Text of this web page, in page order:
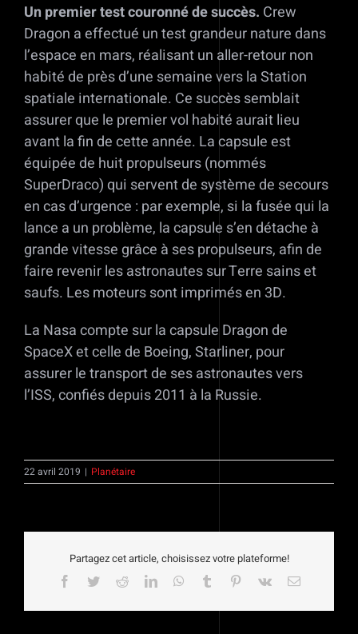
Un premier test couronné de succès. Crew
Dragon a effectué un test grandeur nature dans
l’espace en mars, réalisant un aller-retour non
habité de près d’une semaine vers la Station
spatiale internationale. Ce succès semblait
assurer que le premier vol habité aurait lieu
avant la fin de cette année. La capsule est
équipée de huit propulseurs (nommés
SuperDraco) qui servent de système de secours
en cas d’urgence : par exemple, si la fusée qui la
lance a un problème, la capsule s’en détache à
grande vitesse grâce à ses propulseurs, afin de
faire revenir les astronautes sur Terre sains et
saufs. Les moteurs sont imprimés en 3D.
La Nasa compte sur la capsule Dragon de
SpaceX et celle de Boeing, Starliner, pour
assurer le transport de ses astronautes vers
l’ISS, confiés depuis 2011 à la Russie.
22 avril 2019 | Planétaire
Partagez cet article, choisissez votre plateforme!
Facebook
TwitterRedditLinkedInWhatsApp
Tumblr Pinterest
Vk Email